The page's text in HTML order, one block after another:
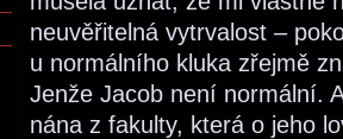
neuvěřitelná vytrvalost –
u normálního kluka zřejmě
Jenže Jacob není normální.
nána z fakulty, která o jeho